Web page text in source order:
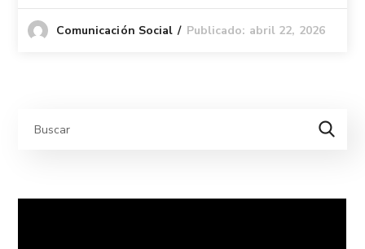
Comunicación Social Publicado: abril 22, 2026